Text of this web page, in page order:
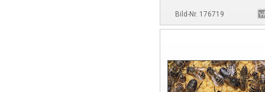
Bild-Nr. 176719